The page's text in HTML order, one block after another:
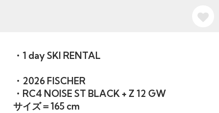
・1 day SKI RENTAL
・2026 FISCHER
・RC4 NOISE ST BLACK + Z 12 GW
サイズ＝165 cm